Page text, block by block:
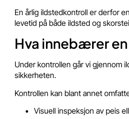
En årlig ildstedkontroll er derfor
levetid på både ildsted og
Hva innebærer
Under kontrollen går vi gjennom
sikkerheten.
Kontrollen kan blant annet
Visuell inspeksjon av peis